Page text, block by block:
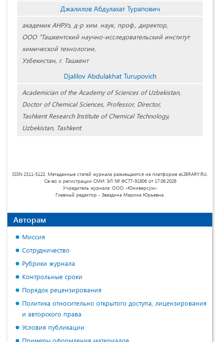
Джалилов Абдулахат Турапович
академик АНРУз, д-р хим. наук, проф., директор,
ООО "Ташкентский научно-исследовательский институт
химической технологии,
Узбекистан, г. Ташкент
Djalilov Abdulakhat Turupovich
Academician of the Academy of Sciences of Uzbekistan,
Doctor of Chemical Sciences, Professor, Director,
Tashkent Research Institute of Chemical Technology,
Uzbekistan, Tashkent
ISSN 2311-5122. Метаданные статей журнала размещаются на платформе eLIBRARY.RU.
Св-во о регистрации СМИ: ЭЛ № ФС77-91806 от 17.06.2026
Учредитель журнала: ООО «Юниверсум»
Главный редактор - Звездина Марина Юрьевна.
Авторам
Миссия
Сотрудничество
Рубрики журнала
Контрольные сроки
Порядок рецензирования
Политика относительно открытого доступа, лицензирования
и авторского права
Условия публикации